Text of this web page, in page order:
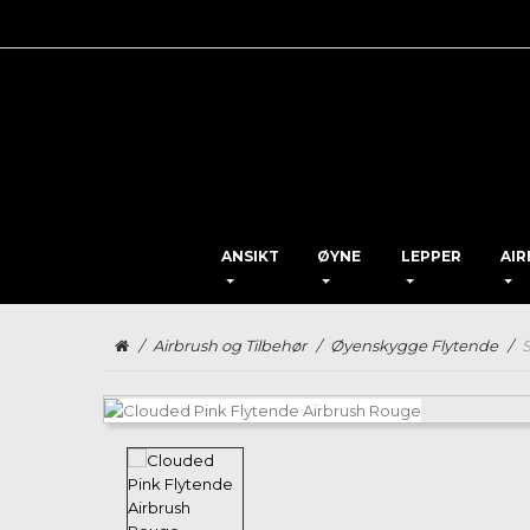
ANSIKT ØYNE LEPPER
/ Airbrush og Tilbehør / Øyenskygge Flytende /